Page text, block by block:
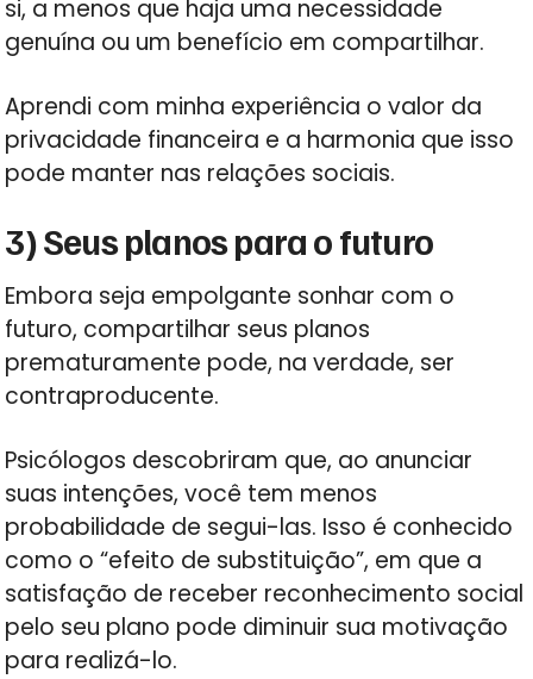
si, a menos que haja uma necessidade
genuína ou um benefício em compartilhar.
Aprendi com minha experiência o valor da
privacidade financeira e a harmonia que isso
pode manter nas relações sociais.
3) Seus planos para o futuro
Embora seja empolgante sonhar com o
futuro, compartilhar seus planos
prematuramente pode, na verdade, ser
contraproducente.
Psicólogos descobriram que, ao anunciar
suas intenções, você tem menos
probabilidade de segui-las. Isso é conhecido
como o “efeito de substituição”, em que a
satisfação de receber reconhecimento social
pelo seu plano pode diminuir sua motivação
para realizá-lo.